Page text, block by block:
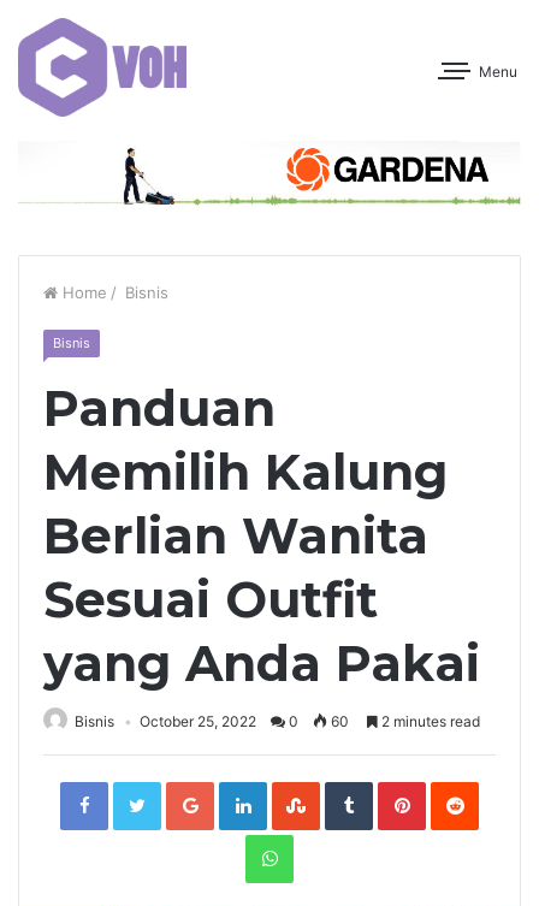
Menu
Home / Bisnis
Bisnis
Panduan
Memilih Kalung
Berlian Wanita
Sesuai Outfit
yang Anda Pakai
Bisnis October 25, 2022 0 60 2 minutes read
FacebookTwitterGoogle+LinkedInStumbleUpon
TumblrPinterestReddit
WhatsApp